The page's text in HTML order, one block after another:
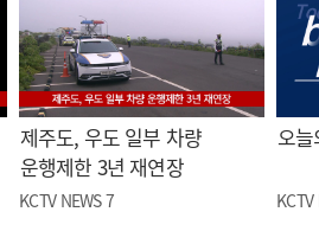
제주도, 우도 일부 차량
운행제한 3년 재연장
KCTV NEWS 7
오늘
KCTV